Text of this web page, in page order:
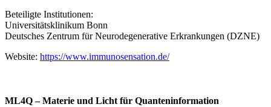
Beteiligte Institutionen:
Universitätsklinikum Bonn
Deutsches Zentrum für Neurodegenerative Erkrankungen (DZNE)
Website: https://www.immunosensation.de/
ML4Q – Materie und Licht für Quanteninformation